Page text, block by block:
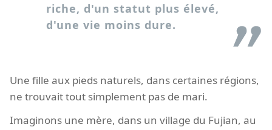
riche, d'un statut plus élevé,
d'une vie moins dure.
Une fille aux pieds naturels, dans certaines régions,
ne trouvait tout simplement pas de mari.
Imaginons une mère, dans un village du Fujian, au